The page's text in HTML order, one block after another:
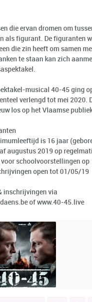
die ervan dromen om
als figurant. De figuranten
die zin heeft om samen
te staan kan zich
musical 40-45 ging
verlengd tot mei 2020.
los op het Vlaamse
is 16 jaar
augustus 2019 op
voor schoolvoorstellingen
open tot 01/05/19
inschrijvingen via
of www.40-45.live